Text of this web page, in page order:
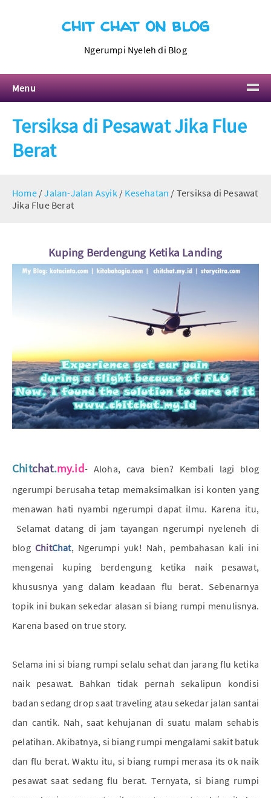
chit chat on blog
Ngerumpi Nyeleh di Blog
Menu
Tersiksa di Pesawat Jika Flue
Berat
Home /Jalan-Jalan Asyik / Kesehatan / Tersiksa di Pesawat
Jika Flue Berat
Kuping Berdengung Ketika Landing
Chitchat.my.id- Aloha, cava bien? Kembali lagi blog
ngerumpi berusaha tetap memaksimalkan isi konten yang
menawan hati nyambi ngerumpi dapat ilmu. Karena itu,
Selamat datang di jam tayangan ngerumpi nyeleneh di
blogChitChat, Ngerumpi yuk! Nah, pembahasan kali ini
mengenai kuping berdengung ketika naik pesawat,
khususnya yang dalam keadaan flu berat. Sebenarnya
topik ini bukan sekedar alasan si biang rumpi menulisnya.
Karena based on true story.
Selama ini si biang rumpi selalu sehat dan jarang flu ketika
naik pesawat. Bahkan tidak pernah sekalipun kondisi
badan sedang drop saat traveling atau sekedar jalan santai
dan cantik. Nah, saat kehujanan di suatu malam sehabis
pelatihan. Akibatnya, si biang rumpi mengalami sakit batuk
dan flu berat. Waktu itu, si biang rumpi merasa its ok naik
pesawat saat sedang flu berat. Ternyata, si biang rumpi